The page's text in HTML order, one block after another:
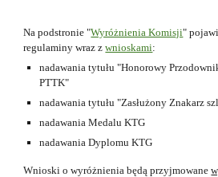
Na podstronie "Wyróżnienia Komisji"
regulaminy wraz zwnioskami:
nadawania tytułu "Honorowy
PTTK"
nadawania tytułu "Zasłużony Znakarz
nadawania Medalu KTG
nadawania Dyplomu KTG
Wnioski o wyróżnienia będą przyjmowane